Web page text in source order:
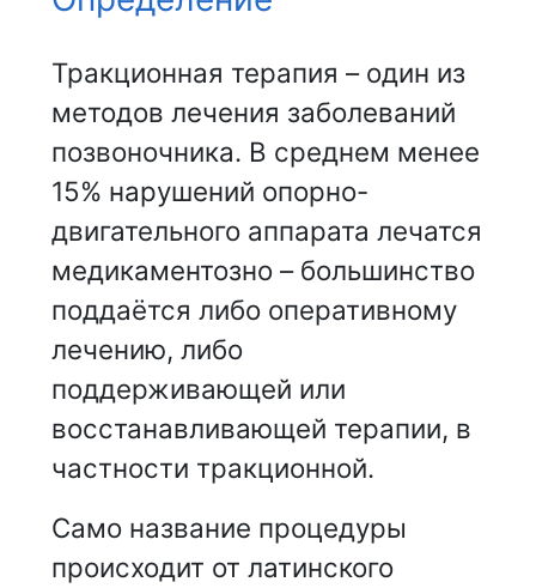
Тракционная терапия – один из
методов лечения заболеваний
позвоночника. В среднем менее
15% нарушений опорно-
двигательного аппарата лечатся
медикаментозно – большинство
поддаётся либо оперативному
лечению, либо
поддерживающей или
восстанавливающей терапии, в
частности тракционной.
Само название процедуры
происходит от латинского